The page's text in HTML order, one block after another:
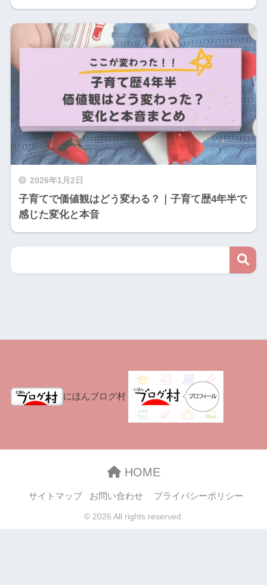
2026年1月2日
子育てで価値観はどう変わる？｜子育て歴4年半で
感じた変化と本音
にほんブログ村
HOME
サイトマップ お問い合わせ プライバシーポリシー
© 2026 All rights reserved.